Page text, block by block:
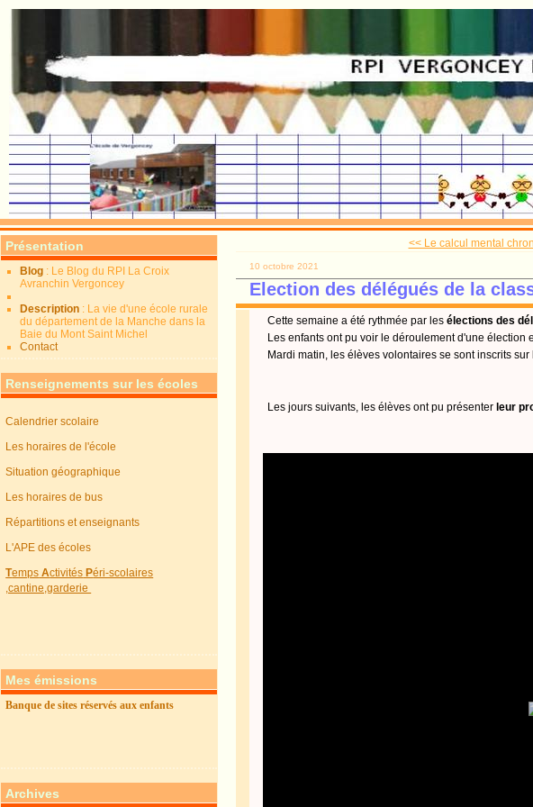
Présentation
Blog : Le Blog du RPI La Croix
Avranchin Vergoncey
Description : La vie d'une école rurale
du département de la Manche dans la
Baie du Mont Saint Michel
Contact
Renseignements sur les écoles
Calendrier scolaire
Les horaires de l'école
Situation géographique
Les horaires de bus
Répartitions et enseignants
L'APE des écoles
Temps Activités Péri-scolaires
,cantine,garderie
Mes émissions
Banque de sites réservés aux enfants
Archives
<< Le calcul mental
10 octobre 2021
Election des délégués de la
Cette semaine a été rythmée par les élections des
Les enfants ont pu voir le déroulement d'une
Mardi matin, les élèves volontaires se sont inscrits sur
Les jours suivants, les élèves ont pu présenter leur